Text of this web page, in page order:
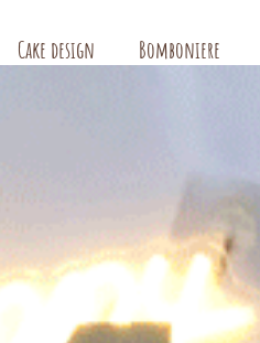
Cake design Bomboniere